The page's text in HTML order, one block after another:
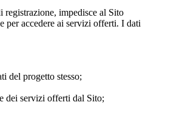
registrazione, impedisce al Sito
per accedere ai servizi offerti. I dati
del progetto stesso;
dei servizi offerti dal Sito;